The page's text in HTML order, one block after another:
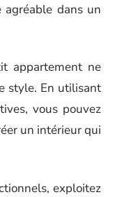
agréable dans un
appartement ne
style. En utilisant
vous pouvez
un intérieur qui
exploitez